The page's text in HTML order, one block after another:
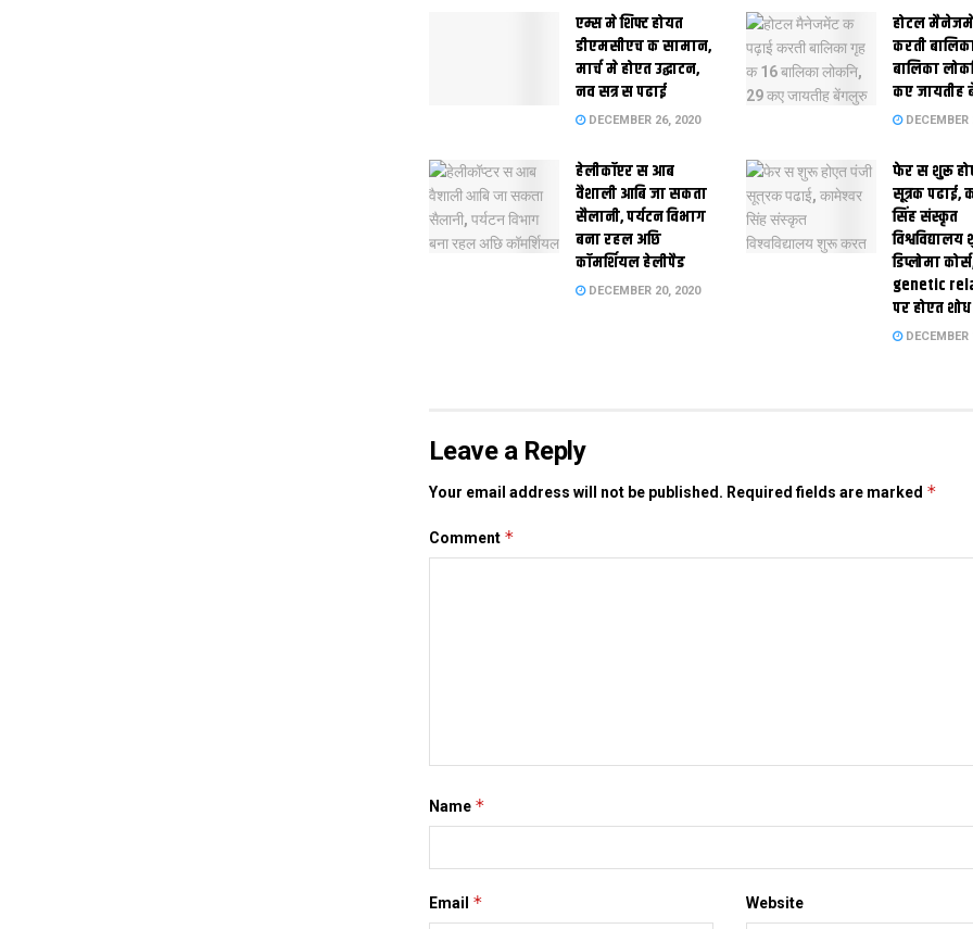
एम्स मे शिफ्ट होयत
डीएमसीएच क सामान,
मार्च मे होएत उद्घाटन,
नव सत्र स पढाई
DECEMBER 26, 2020
होटल
करती
बालिका
कए
DECEMBER
हेलीकॉप्टर स आब
वैशाली आबि जा सकता
सैलानी, पर्यटन विभाग
बना रहल अछि
कॉमर्शियल हेलीपैड
DECEMBER 20, 2020
फेर स शुरू
सूत्रक पढाई,
सिंह संस्कृत
डिप्लोमा
genetic
पर होएत शोध
DECEMBER
Leave a Reply
Your email address will not be published. Required fields are marked *
Comment *
Name *
Email * Website